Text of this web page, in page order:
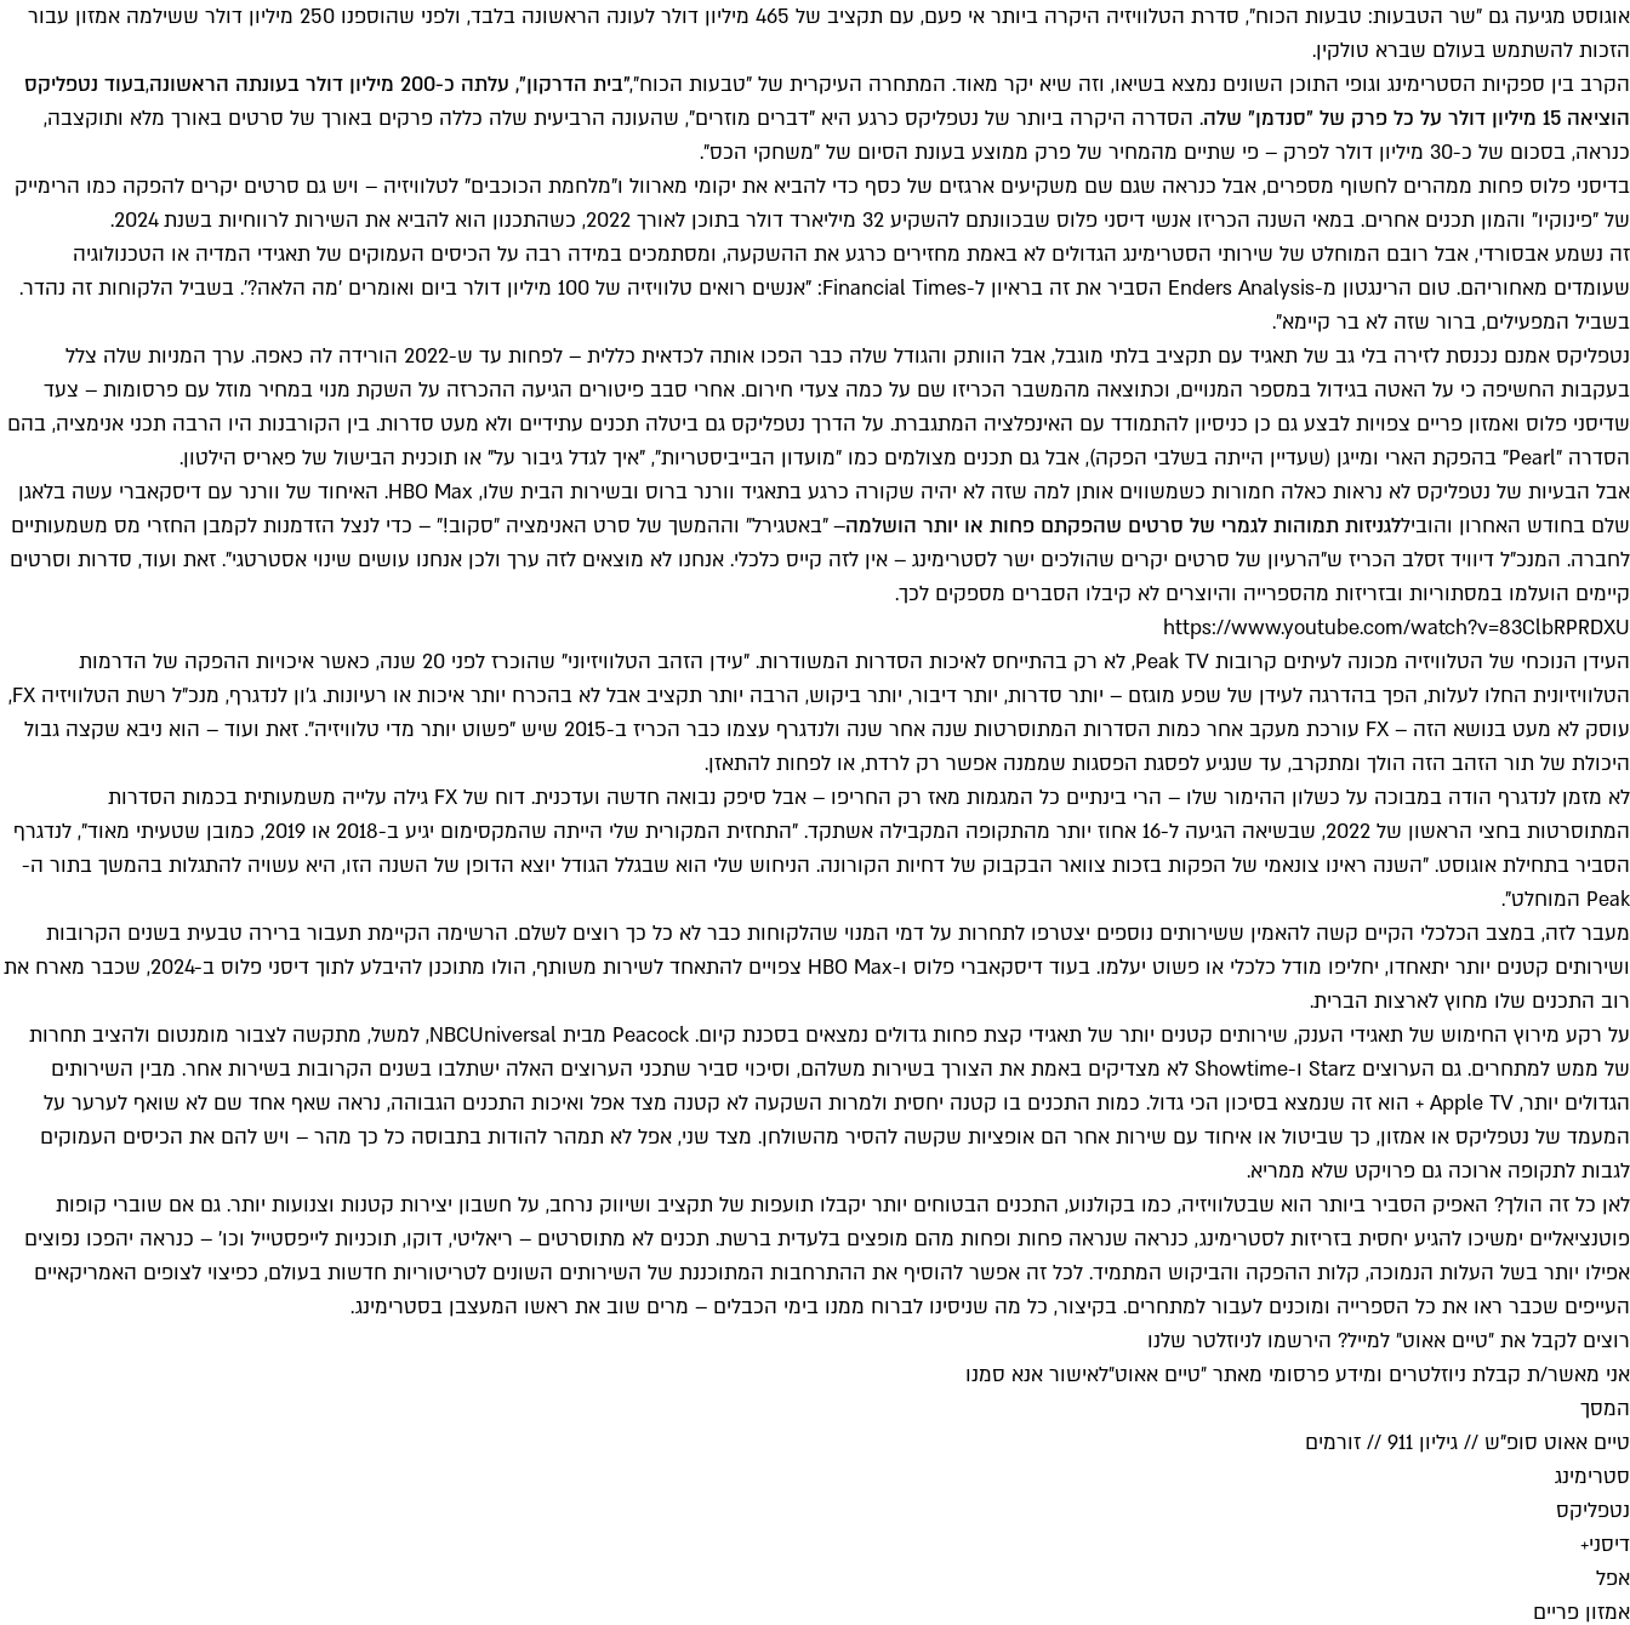
אוגוסט מגיעה גם "שר הטבעות: טבעות הכוח", סדרת הטלוויזיה היקרה ביותר אי פעם, עם תקציב של 465 מיליון דולר לעונה הראשונה בלבד, ולפני שהוספנו 250 מיליון דולר ששילמה אמזון עבור
הזכות להשתמש בעולם שברא טולקין.
הקרב בין ספקיות הסטרימינג וגופי התוכן השונים נמצא בשיאו, וזה שיא יקר מאוד. המתחרה העיקרית של "טבעות הכוח","בית הדרקון", עלתה כ-200 מיליון דולר בעונתה הראשונה ,בעוד נטפליקס
הוציאה 15 מיליון דולר על כל פרק של "סנדמן" שלה
. הסדרה היקרה ביותר של נטפליקס כרגע היא "דברים מוזרים", שהעונה הרביעית שלה כללה פרקים באורך של סרטים באורך מלא ותוקצבה,
כנראה, בסכום של כ-30 מיליון דולר לפרק – פי שתיים מהמחיר של פרק ממוצע בעונת הסיום של "משחקי הכס".
בדיסני פלוס פחות ממהרים לחשוף מספרים, אבל כנראה שגם שם משקיעים ארגזים של כסף כדי להביא את יקומי מארוול ו"מלחמת הכוכבים" לטלוויזיה – ויש גם סרטים יקרים להפקה כמו הרימייק
של "פינוקיו" והמון תכנים אחרים. במאי השנה הכריזו אנשי דיסני פלוס שבכוונתם להשקיע 32 מיליארד דולר בתוכן לאורך 2022, כשהתכנון הוא להביא את השירות לרווחיות בשנת 2024.
זה נשמע אבסורדי, אבל רובם המוחלט של שירותי הסטרימינג הגדולים לא באמת מחזירים כרגע את ההשקעה, ומסתמכים במידה רבה על הכיסים העמוקים של תאגידי המדיה או הטכנולוגיה
שעומדים מאחוריהם. טום הרינגטון מ-Enders Analysis הסביר את זה בראיון ל-Financial Times: "אנשים רואים טלוויזיה של 100 מיליון דולר ביום ואומרים 'מה הלאה?'. בשביל הלקוחות זה נהדר.
בשביל המפעילים, ברור שזה לא בר קיימא".
נטפליקס אמנם נכנסת לזירה בלי גב של תאגיד עם תקציב בלתי מוגבל, אבל הוותק והגודל שלה כבר הפכו אותה לכדאית כללית – לפחות עד ש-2022 הורידה לה כאפה. ערך המניות שלה צלל
בעקבות החשיפה כי על האטה בגידול במספר המנויים, וכתוצאה מהמשבר הכריזו שם על כמה צעדי חירום. אחרי סבב פיטורים הגיעה ההכרזה על השקת מנוי במחיר מוזל עם פרסומות – צעד
שדיסני פלוס ואמזון פריים צפויות לבצע גם כן כניסיון להתמודד עם האינפלציה המתגברת. על הדרך נטפליקס גם ביטלה תכנים עתידיים ולא מעט סדרות. בין הקורבנות היו הרבה תכני אנימציה, בהם
הסדרה "Pearl" בהפקת הארי ומייגן (שעדיין הייתה בשלבי הפקה), אבל גם תכנים מצולמים כמו "מועדון הבייביסטריות", "איך לגדל גיבור על" או תוכנית הבישול של פאריס הילטון.
אבל הבעיות של נטפליקס לא נראות כאלה חמורות כשמשווים אותן למה שזה לא יהיה שקורה כרגע בתאגיד וורנר ברוס ובשירות הבית שלו, HBO Max. האיחוד של וורנר עם דיסקאברי עשה בלאגן
שלם בחודש האחרון והוביללגניזות תמוהות לגמרי של סרטים שהפקתם פחות או יותר הושלמה– "באטגירל" וההמשך של סרט האנימציה "סקוב!" – כדי לנצל הזדמנות לקמבן החזרי מס משמעותיים
לחברה. המנכ"ל דיוויד זסלב הכריז ש"הרעיון של סרטים יקרים שהולכים ישר לסטרימינג – אין לזה קייס כלכלי. אנחנו לא מוצאים לזה ערך ולכן אנחנו עושים שינוי אסטרטגי". זאת ועוד, סדרות וסרטים
קיימים הועלמו במסתוריות ובזריזות מהספרייה והיוצרים לא קיבלו הסברים מספקים לכך.
https://www.youtube.com/watch?v=83ClbRPRDXU
העידן הנוכחי של הטלוויזיה מכונה לעיתים קרובות Peak TV, לא רק בהתייחס לאיכות הסדרות המשודרות. "עידן הזהב הטלוויזיוני" שהוכרז לפני 20 שנה, כאשר איכויות ההפקה של הדרמות
הטלוויזיונית החלו לעלות, הפך בהדרגה לעידן של שפע מוגזם – יותר סדרות, יותר דיבור, יותר ביקוש, הרבה יותר תקציב אבל לא בהכרח יותר איכות או רעיונות. ג'ון לנדגרף, מנכ"ל רשת הטלוויזיה FX,
עוסק לא מעט בנושא הזה – FX עורכת מעקב אחר כמות הסדרות המתוסרטות שנה אחר שנה ולנדגרף עצמו כבר הכריז ב-2015 שיש "פשוט יותר מדי טלוויזיה". זאת ועוד – הוא ניבא שקצה גבול
היכולת של תור הזהב הזה הולך ומתקרב, עד שנגיע לפסגת הפסגות שממנה אפשר רק לרדת, או לפחות להתאזן.
לא מזמן לנדגרף הודה במבוכה על כשלון ההימור שלו – הרי בינתיים כל המגמות מאז רק החריפו – אבל סיפק נבואה חדשה ועדכנית. דוח של FX גילה עלייה משמעותית בכמות הסדרות
המתוסרטות בחצי הראשון של 2022, שבשיאה הגיעה ל-16 אחוז יותר מהתקופה המקבילה אשתקד. "התחזית המקורית שלי הייתה שהמקסימום יגיע ב-2018 או 2019, כמובן שטעיתי מאוד", לנדגרף
הסביר בתחילת אוגוסט. "השנה ראינו צונאמי של הפקות בזכות צוואר הבקבוק של דחיות הקורונה. הניחוש שלי הוא שבגלל הגודל יוצא הדופן של השנה הזו, היא עשויה להתגלות בהמשך בתור ה-
Peak המוחלט".
מעבר לזה, במצב הכלכלי הקיים קשה להאמין ששירותים נוספים יצטרפו לתחרות על דמי המנוי שהלקוחות כבר לא כל כך רוצים לשלם. הרשימה הקיימת תעבור ברירה טבעית בשנים הקרובות
ושירותים קטנים יותר יתאחדו, יחליפו מודל כלכלי או פשוט יעלמו. בעוד דיסקאברי פלוס ו-HBO Max צפויים להתאחד לשירות משותף, הולו מתוכנן להיבלע לתוך דיסני פלוס ב-2024, שכבר מארח את
רוב התכנים שלו מחוץ לארצות הברית.
על רקע מירוץ החימוש של תאגידי הענק, שירותים קטנים יותר של תאגידי קצת פחות גדולים נמצאים בסכנת קיום. Peacock מבית NBCUniversal, למשל, מתקשה לצבור מומנטום ולהציב תחרות
של ממש למתחרים. גם הערוצים Starz ו-Showtime לא מצדיקים באמת את הצורך בשירות משלהם, וסיכוי סביר שתכני הערוצים האלה ישתלבו בשנים הקרובות בשירות אחר. מבין השירותים
הגדולים יותר, Apple TV + הוא זה שנמצא בסיכון הכי גדול. כמות התכנים בו קטנה יחסית ולמרות השקעה לא קטנה מצד אפל ואיכות התכנים הגבוהה, נראה שאף אחד שם לא שואף לערער על
המעמד של נטפליקס או אמזון, כך שביטול או איחוד עם שירות אחר הם אופציות שקשה להסיר מהשולחן. מצד שני, אפל לא תמהר להודות בתבוסה כל כך מהר – ויש להם את הכיסים העמוקים
לגבות לתקופה ארוכה גם פרויקט שלא ממריא.
לאן כל זה הולך? האפיק הסביר ביותר הוא שבטלוויזיה, כמו בקולנוע, התכנים הבטוחים יותר יקבלו תועפות של תקציב ושיווק נרחב, על חשבון יצירות קטנות וצנועות יותר. גם אם שוברי קופות
פוטנציאליים ימשיכו להגיע יחסית בזריזות לסטרימינג, כנראה שנראה פחות ופחות מהם מופצים בלעדית ברשת. תכנים לא מתוסרטים – ריאליטי, דוקו, תוכניות לייפסטייל וכו' – כנראה יהפכו נפוצים
אפילו יותר בשל העלות הנמוכה, קלות ההפקה והביקוש המתמיד. לכל זה אפשר להוסיף את ההתרחבות המתוכננת של השירותים השונים לטריטוריות חדשות בעולם, כפיצוי לצופים האמריקאיים
העייפים שכבר ראו את כל הספרייה ומוכנים לעבור למתחרים. בקיצור, כל מה שניסינו לברוח ממנו בימי הכבלים – מרים שוב את ראשו המעצבן בסטרימינג.
רוצים לקבל את ״טיים אאוט״ למייל? הירשמו לניוזלטר שלנו
אני מאשר/ת קבלת ניוזלטרים ומידע פרסומי מאתר ״טיים אאוט״לאישור אנא סמנו
המסך
טיים אאוט סופ"ש // גיליון 911 // זורמים
סטרימינג
נטפליקס
דיסני+
אפל
אמזון פריים